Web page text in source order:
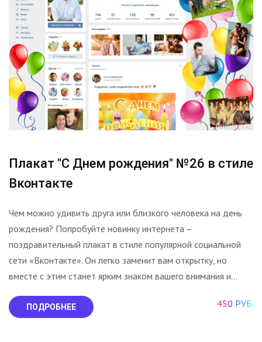
Плакат "С Днем рождения" №26 в стиле
Вконтакте
Чем можно удивить друга или близкого человека на день
рождения? Попробуйте новинку интернета –
поздравительный плакат в стиле популярной социальной
сети «Вконтакте». Он легко заменит вам открытку, но
вместе с этим станет ярким знаком вашего внимания и...
ПОДРОБНЕЕ 450 РУБ.